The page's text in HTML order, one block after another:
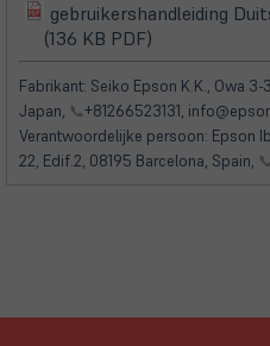
(öffnet
in
neuem
Tab)
gebruikershandleiding
(136 KB PDF)
in
neuem
Tab)
Fabrikant: Seiko Epson K.K., Owa
Japan, 📞+81266523131,
Verantwoordelijke persoon: Epson
22, Edif.2, 08195 Barcelona, Spain, 📞